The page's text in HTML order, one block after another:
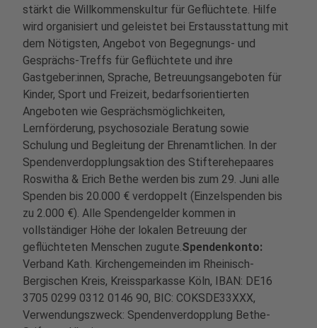
stärkt die Willkommenskultur für Geflüchtete. Hilfe
wird organisiert und geleistet bei Erstausstattung mit
dem Nötigsten, Angebot von Begegnungs- und
Gesprächs-Treffs für Geflüchtete und ihre
Gastgeber:innen, Sprache, Betreuungsangeboten für
Kinder, Sport und Freizeit, bedarfsorientierten
Angeboten wie Gesprächsmöglichkeiten,
Lernförderung, psychosoziale Beratung sowie
Schulung und Begleitung der Ehrenamtlichen. In der
Spendenverdopplungsaktion des Stifterehepaares
Roswitha & Erich Bethe werden bis zum 29. Juni alle
Spenden bis 20.000 € verdoppelt (Einzelspenden bis
zu 2.000 €). Alle Spendengelder kommen in
vollständiger Höhe der lokalen Betreuung der
geflüchteten Menschen zugute.Spendenkonto:
Verband Kath. Kirchengemeinden im Rheinisch-
Bergischen Kreis, Kreissparkasse Köln, IBAN: DE16
3705 0299 0312 0146 90, BIC: COKSDE33XXX,
Verwendungszweck: Spendenverdopplung Bethe-